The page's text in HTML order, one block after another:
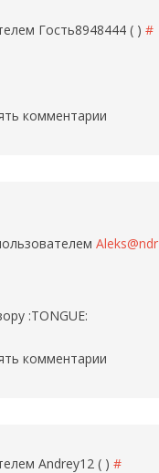
Гость8948444 ( ) #
комментарии
Aleks@ndr
:TONGUE:
комментарии
Andrey12 ( ) #